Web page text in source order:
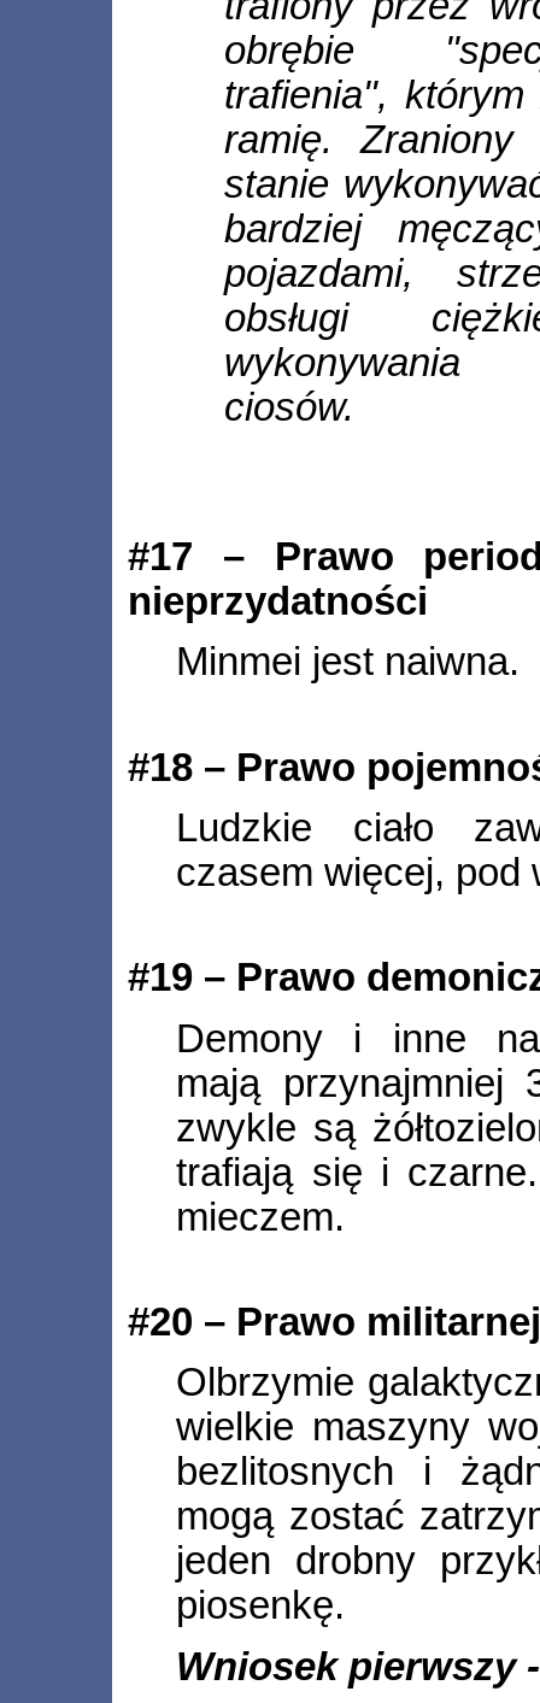
obrębie
trafienia",
ramię.
stanie
bardziej
pojazdami,
obsługi
wykonywania
ciosów.
#17 – Prawo
nieprzydatności
Minmei jest naiwna.
#18 – Prawo
Ludzkie ciało
czasem więcej, pod
#19 – Prawo
Demony i inne
mają przynajmniej
zwykle są
trafiają się i
mieczem.
#20 – Prawo
Olbrzymie
wielkie maszyny
bezlitosnych i
mogą zostać
jeden drobny
piosenkę.
Wniosek pierwszy -